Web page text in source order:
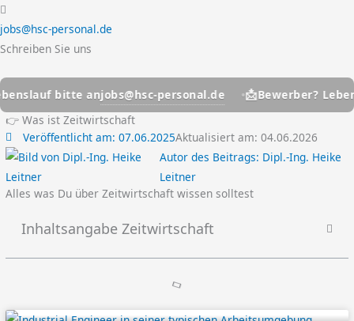
jobs@hsc-personal.de
Schreiben Sie uns
bitte anjobs@hsc-personal.de 📩
Bewerber?
👉 Was ist Zeitwirtschaft
Veröffentlicht am:07.06.2025Aktualisiert am: 04.06.2026
Autor des Beitrags: Dipl.-Ing. Heike
Leitner
Alles was Du über Zeitwirtschaft wissen solltest
Inhaltsangabe Zeitwirtschaft